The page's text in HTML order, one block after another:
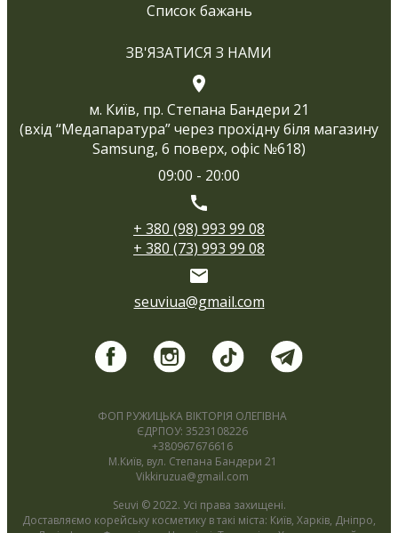
Список бажань
ЗВ'ЯЗАТИСЯ З НАМИ
м. Київ, пр. Степана Бандери 21
(вхід “Медапаратура” через прохідну біля магазину
Samsung, 6 поверх, офіс №618)
09:00 - 20:00
+ 380 (98) 993 99 08
+ 380 (73) 993 99 08
seuviua@gmail.com
ФОП РУЖИЦЬКА ВІКТОРІЯ ОЛЕГІВНА
ЄДРПОУ: 3523108226
+380967676616
М.Київ, вул. Степана Бандери 21
Vikkiruzua@gmail.com
Seuvi © 2022. Усі права захищені.
Доставляємо корейську косметику в такі міста: Київ, Харків, Дніпро,